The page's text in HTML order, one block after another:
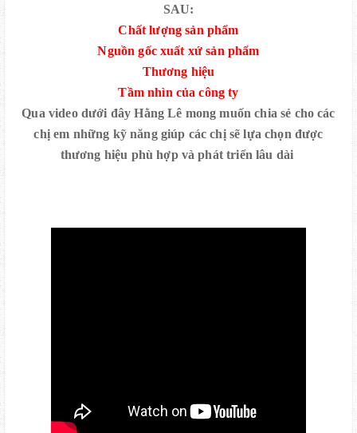
SAU:
Chất lượng sản phẩm
Nguồn gốc xuất xứ sản phẩm
Thương hiệu
Tầm nhìn của công ty
Qua video dưới đây Hằng Lê mong muốn chia sẻ cho các
chị em những kỹ năng giúp các chị sẽ lựa chọn được
thương hiệu phù hợp và phát triển lâu dài